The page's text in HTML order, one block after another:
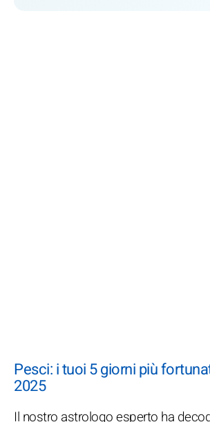
Pesci: i tuoi 5 giorni più
2025
Il nostro astrologo esperto ha